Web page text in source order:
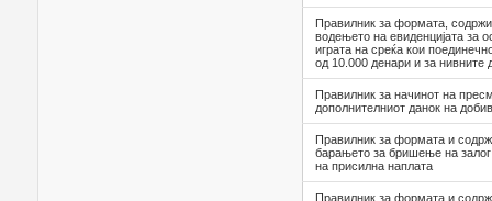
Правилник за формата,
водењето на евиденцијата за
играта на среќа кои
од 10.000 денари и за нивните
Правилник за начинот на
дополнителниот данок на
Правилник за формата и
барањето за бришење на
на присилна наплата
Правилник за формата и